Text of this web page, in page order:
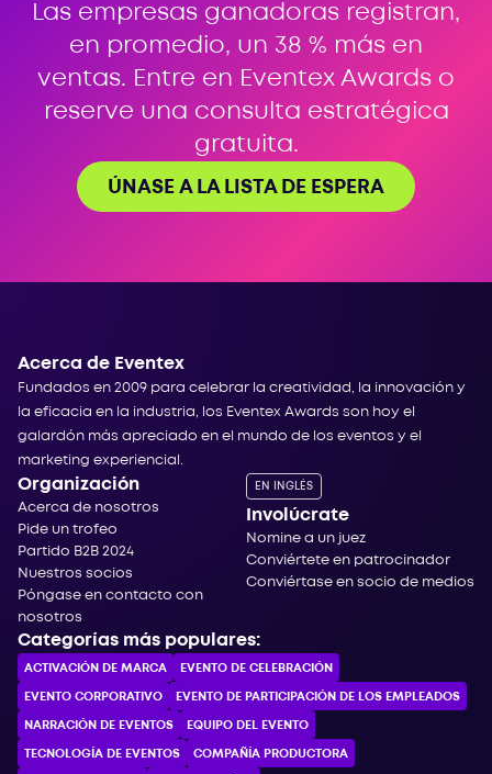
Las empresas ganadoras registran,
en promedio, un 38 % más en
ventas. Entre en Eventex Awards o
reserve una consulta estratégica
gratuita.
ÚNASE A LA LISTA DE ESPERA
Acerca de Eventex
Fundados en 2009 para celebrar la creatividad, la innovación y
la eficacia en la industria, los Eventex Awards son hoy el
galardón más apreciado en el mundo de los eventos y el
marketing experiencial.
Organización
Acerca de nosotros
Pide un trofeo
Partido B2B 2024
Nuestros socios
Póngase en contacto con
nosotros
EN INGLÉS
Involúcrate
Nomine a un juez
Conviértete en patrocinador
Conviértase en socio de medios
Categorías más populares:
ACTIVACIÓN DE MARCA EVENTO DE CELEBRACIÓN
EVENTO CORPORATIVO EVENTO DE PARTICIPACIÓN DE LOS EMPLEADOS
NARRACIÓN DE EVENTOS EQUIPO DEL EVENTO
TECNOLOGÍA DE EVENTOS COMPAÑÍA PRODUCTORA